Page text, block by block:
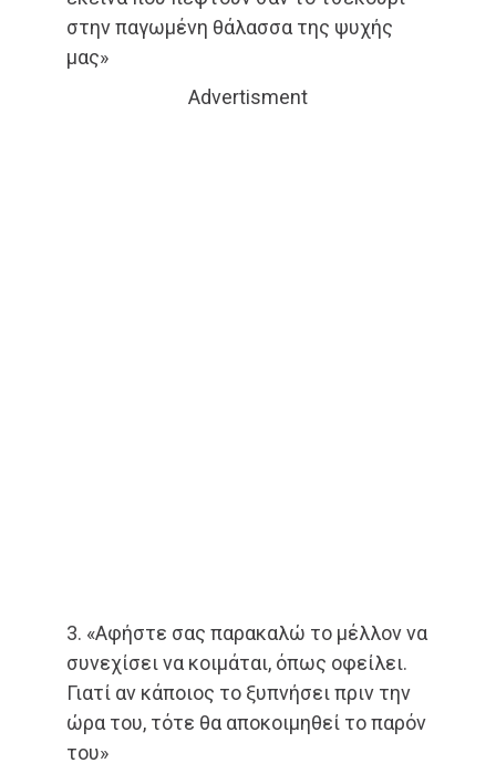
στην παγωμένη θάλασσα της ψυχής
μας»
Advertisment
3. «Αφήστε σας παρακαλώ το μέλλον να
συνεχίσει να κοιμάται, όπως οφείλει.
Γιατί αν κάποιος το ξυπνήσει πριν την
ώρα του, τότε θα αποκοιμηθεί το παρόν
του»